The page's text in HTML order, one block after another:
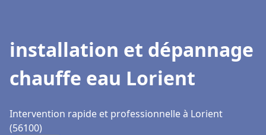
installation et dépannage
chauffe eau Lorient
Intervention rapide et professionnelle à Lorient
(56100)